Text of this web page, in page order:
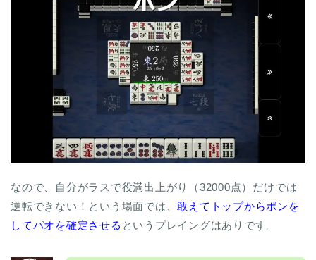
なので、自分がラスで役満出上がり（32000点）だけでは
逆転できない！という場面では、敢えてトップからポンを
してパオを確定させる というプレイングはありです。